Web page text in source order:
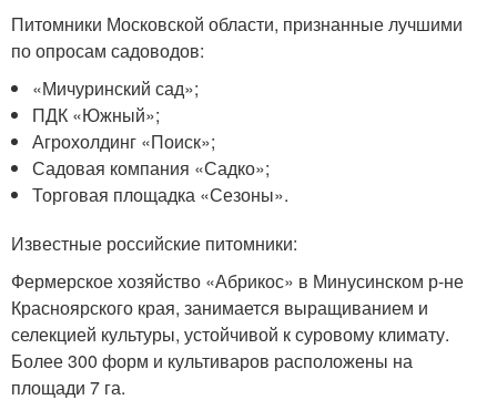
Питомники Московской области, признанные лучшими
по опросам садоводов:
«Мичуринский сад»;
ПДК «Южный»;
Агрохолдинг «Поиск»;
Садовая компания «Садко»;
Торговая площадка «Сезоны».
Известные российские питомники:
Фермерское хозяйство «Абрикос» в Минусинском р-не
Красноярского края, занимается выращиванием и
селекцией культуры, устойчивой к суровому климату.
Более 300 форм и культиваров расположены на
площади 7 га.